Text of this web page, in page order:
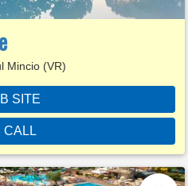
Mincio (VR)
SITE
CALL